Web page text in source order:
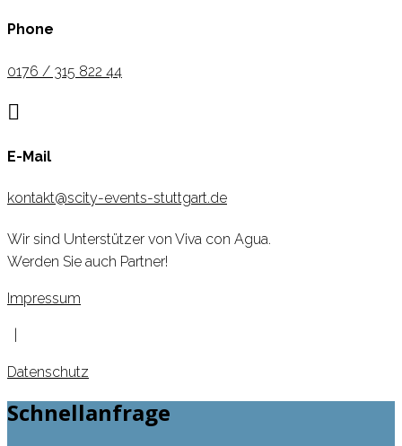
Phone
0176 / 315 822 44

E-Mail
kontakt@scity-events-stuttgart.de
Wir sind Unterstützer von Viva con Agua.
Werden Sie auch Partner!
Impressum
Datenschutz
Schnellanfrage